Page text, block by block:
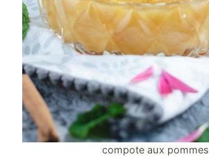
compote aux pommes